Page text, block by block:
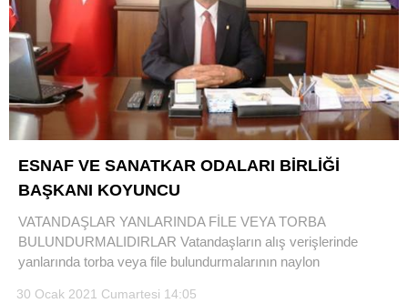
ESNAF VE SANATKAR ODALARI BİRLİĞİ
BAŞKANI KOYUNCU
VATANDAŞLAR YANLARINDA FİLE VEYA TORBA
BULUNDURMALIDIRLAR Vatandaşların alış verişlerinde
yanlarında torba veya file bulundurmalarının naylon
30 Ocak 2021 Cumartesi 14:05